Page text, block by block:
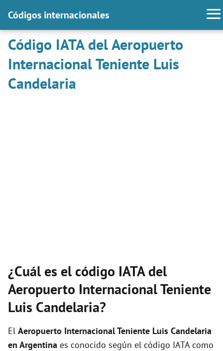
Códigos internacionales
Código IATA del Aeropuerto
Internacional Teniente Luis
Candelaria
¿Cuál es el código IATA del
Aeropuerto Internacional Teniente
Luis Candelaria?
El Aeropuerto Internacional Teniente Luis Candelaria
en Argentina es conocido según el código IATA como